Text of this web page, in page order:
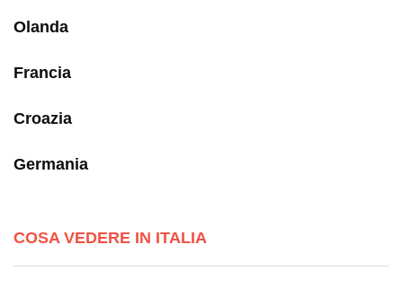
Olanda
Francia
Croazia
Germania
COSA VEDERE IN ITALIA